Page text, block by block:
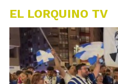
EL LORQUINO TV